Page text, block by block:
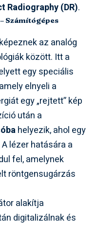
Radiography (DR).
Számítógépes
az analóg
között. Itt a
egy speciális
elnyeli a
egy „rejtett” kép
után a
helyezik, ahol egy
lézer hatására a
fel, amelynek
röntgensugárzás
alakítja
digitalizálnak és